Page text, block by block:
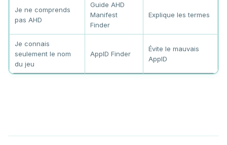
Je ne comprends
pas AHD
Guide AHD
Manifest
Finder
Explique les termes
Je connais
seulement le nom
du jeu
AppID Finder
Évite le mauvais
AppID